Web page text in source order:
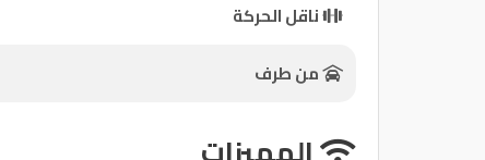
ناقل الحركة
من طرف